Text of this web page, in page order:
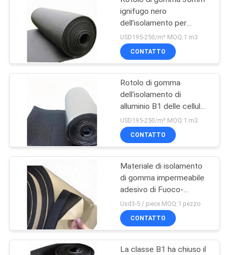
MAPPA
PRIVACYPannello isolante
sano
21
Metropolitana
dell'isolamento
della gomma di
25
ignifugo nero
dell'isolamento per
costruzione
USD195-250/m³ MOQ:1 m3
CONTATTO
Rotolo di gomma
dell'isolamento di
alluminio B1 delle cellule
chiuse ad alta densità
ignifughe del
USD195-250/m³ MOQ:1 m3
CONTATTO
Materiale di isolamento
di gomma impermeabile
adesivo di Fuoco-
didascalia 100kg/M3 di
Slef
Usd3-5 / piece MOQ:1 pezzo
CONTATTO
La classe B1 ha chiuso il